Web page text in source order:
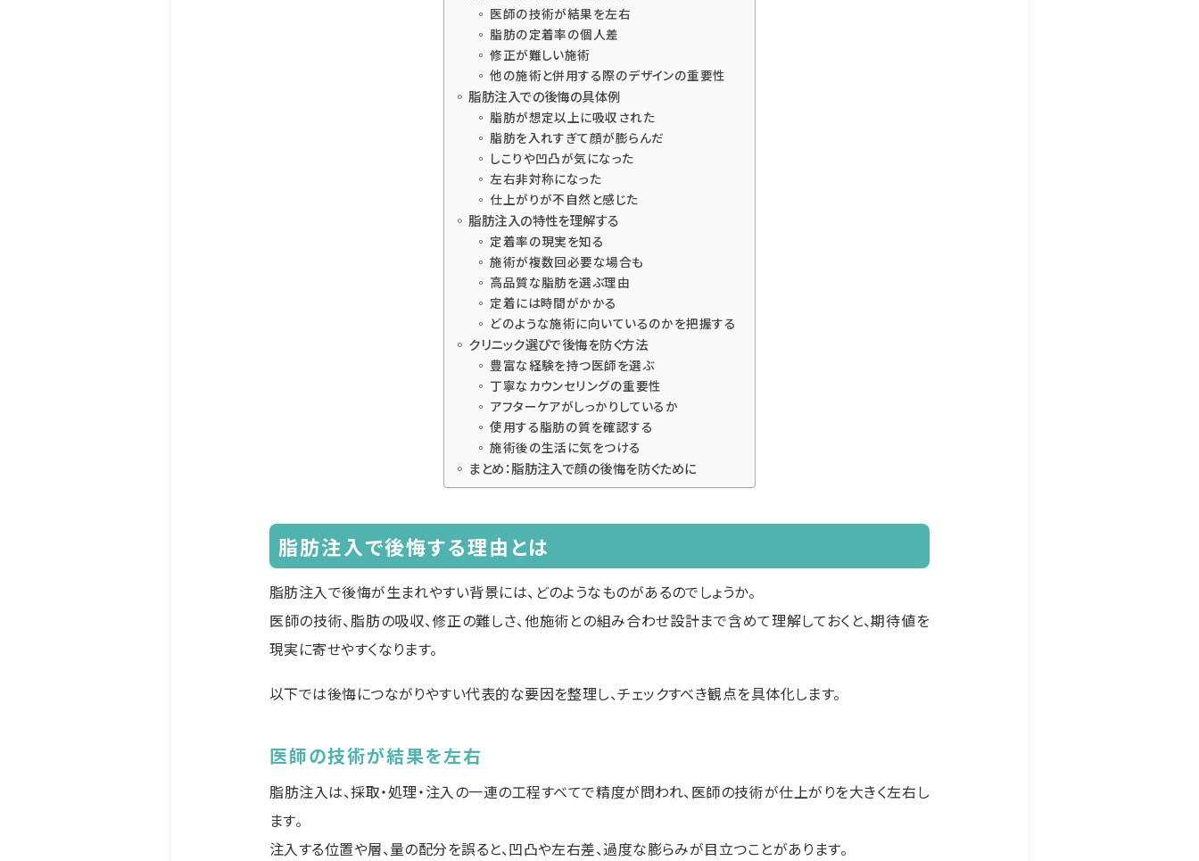
医師の技術が結果を左右
脂肪の定着率の個人差
修正が難しい施術
他の施術と併用する際のデザインの重要性
脂肪注入での後悔の具体例
脂肪が想定以上に吸収された
脂肪を入れすぎて顔が膨らんだ
しこりや凹凸が気になった
左右非対称になった
仕上がりが不自然と感じた
脂肪注入の特性を理解する
定着率の現実を知る
施術が複数回必要な場合も
高品質な脂肪を選ぶ理由
定着には時間がかかる
どのような施術に向いているのかを把握する
クリニック選びで後悔を防ぐ方法
豊富な経験を持つ医師を選ぶ
丁寧なカウンセリングの重要性
アフターケアがしっかりしているか
使用する脂肪の質を確認する
施術後の生活に気をつける
まとめ：脂肪注入で顔の後悔を防ぐために
脂肪注入で後悔する理由とは
脂肪注入で後悔が生まれやすい背景には、どのようなものがあるのでしょうか。
医師の技術、脂肪の吸収、修正の難しさ、他施術との組み合わせ設計まで含めて理解しておくと、期待値を
現実に寄せやすくなります。
以下では後悔につながりやすい代表的な要因を整理し、チェックすべき観点を具体化します。
医師の技術が結果を左右
脂肪注入は、採取・処理・注入の一連の工程すべてで精度が問われ、医師の技術が仕上がりを大きく左右し
ます。
注入する位置や層、量の配分を誤ると、凹凸や左右差、過度な膨らみが目立つことがあります。